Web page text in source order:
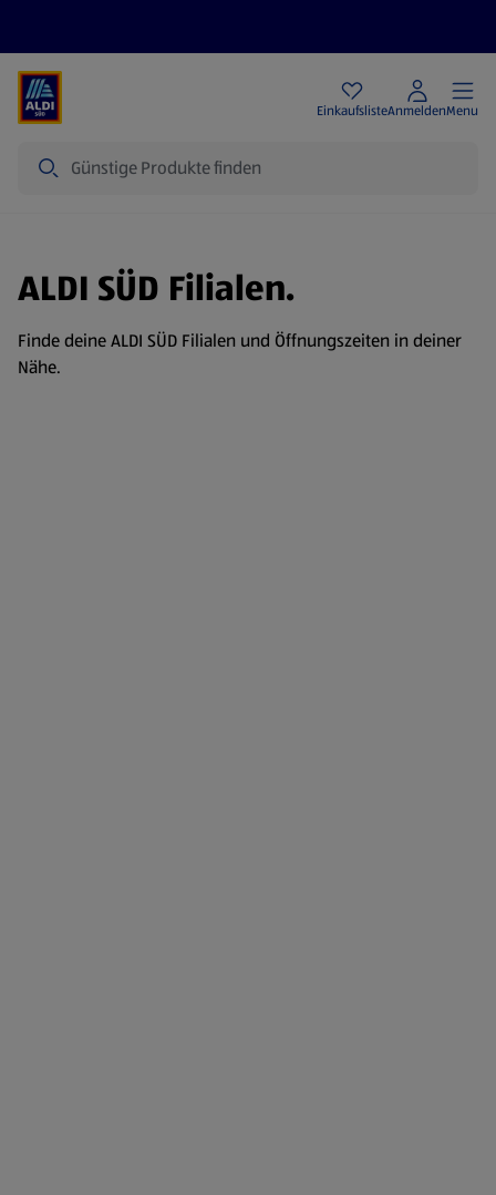
EinkaufslisteAnmeldenMenu
ALDI SÜD Filialen.
Finde deine ALDI SÜD Filialen und Öffnungszeiten in deiner
Nähe.